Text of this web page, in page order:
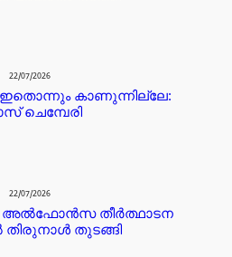
22/07/2026
കാണുന്നില്ലേ:
ചെമ്പേരി
22/07/2026
അൽഫോൻസ തീർത്ഥാടന
തിരുനാൾ തുടങ്ങി